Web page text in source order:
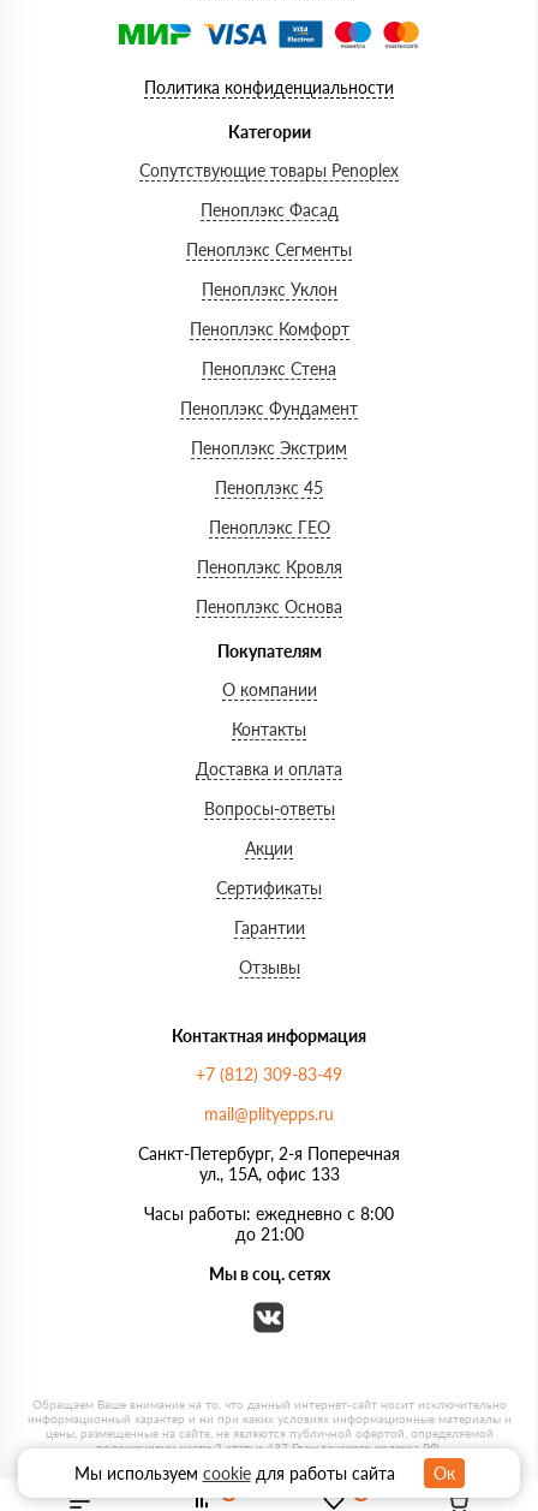
Политика конфиденциальности
Категории
Сопутствующие товары Penoplex
Пеноплэкс Фасад
Пеноплэкс Сегменты
Пеноплэкс Уклон
Пеноплэкс Комфорт
Пеноплэкс Стена
Пеноплэкс Фундамент
Пеноплэкс Экстрим
Пеноплэкс 45
Пеноплэкс ГЕО
Пеноплэкс Кровля
Пеноплэкс Основа
Покупателям
О компании
Контакты
Доставка и оплата
Вопросы-ответы
Акции
Сертификаты
Гарантии
Отзывы
Контактная информация
+7 (812) 309-83-49
mail@plityepps.ru
Санкт-Петербург, 2-я Поперечная
ул., 15А, офис 133
Часы работы: ежедневно с 8:00
до 21:00
Мы в соц. сетях
Мы используем cookieдля работы сайта Ок